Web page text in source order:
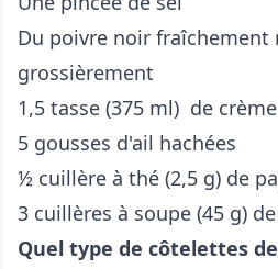
Du poivre noir fraîchement
grossièrement
1,5 tasse (375 ml) de
5 gousses d'ail hachées
½ cuillère à thé (2,5 g) de
3 cuillères à soupe (45 g)
Quel type de côtelettes